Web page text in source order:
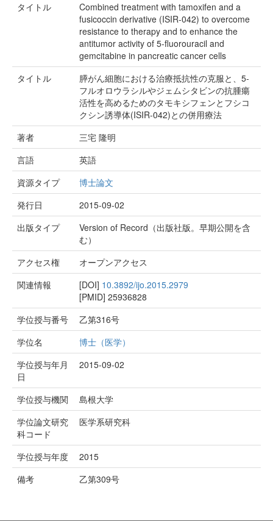
タイトル
Combined treatment with tamoxifen and a
fusicoccin derivative (ISIR-042) to overcome
resistance to therapy and to enhance the
antitumor activity of 5-fluorouracil and
gemcitabine in pancreatic cancer cells
タイトル
膵がん細胞における治療抵抗性の克服と、5-
フルオロウラシルやジェムシタビンの抗腫瘍
活性を高めるためのタモキシフェンとフシコ
クシン誘導体(ISIR-042)との併用療法
著者
三宅 隆明
言語
英語
資源タイプ
博士論文
発行日
2015-09-02
出版タイプ
Version of Record（出版社版。早期公開を含
む）
アクセス権
オープンアクセス
関連情報
[DOI] 10.3892/ijo.2015.2979
[PMID] 25936828
学位授与番号
乙第316号
学位名
博士（医学）
学位授与年月
日
2015-09-02
学位授与機関
島根大学
学位論文研究
科コード
医学系研究科
学位授与年度
2015
備考
乙第309号